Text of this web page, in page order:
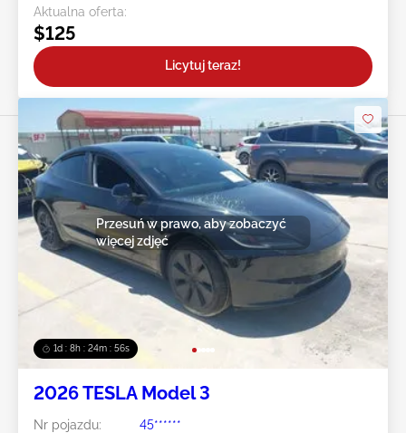
Aktualna oferta:
$125
Licytuj teraz!
1d : 8h : 24m : 54s
Przesuń w prawo, aby zobaczyć
więcej zdjęć
2026 TESLA Model 3
Nr pojazdu:
45******